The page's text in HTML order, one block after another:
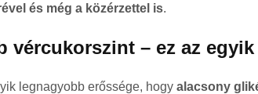
és még a közérzettel is.
vércukorszint – ez az
legnagyobb erőssége, hogy alacsony